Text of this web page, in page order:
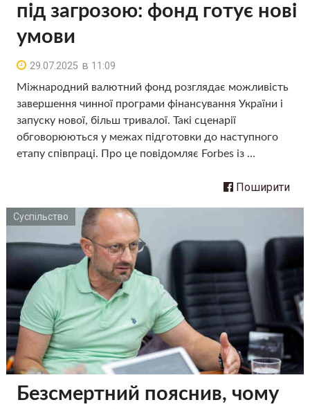
під загрозою: фонд готує нові
умови
29.07.2025 в 11:09
Міжнародний валютний фонд розглядає можливість
завершення чинної програми фінансування України і
запуску нової, більш тривалої. Такі сценарії
обговорюються у межах підготовки до наступного
етапу співпраці. Про це повідомляє Forbes із …
Поширити
Суспільство
Безсмертний пояснив, чому